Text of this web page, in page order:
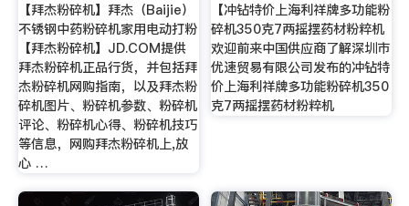
【拜杰粉碎机】拜杰（Baijie）
不锈钢中药粉碎机家用电动打粉
【拜杰粉碎机】JD.COM提供
拜杰粉碎机正品行货，并包括拜
杰粉碎机网购指南，以及拜杰粉
碎机图片、粉碎机参数、粉碎机
评论、粉碎机心得、粉碎机技巧
等信息，网购拜杰粉碎机上,放
心 …
【冲钻特价上海利祥牌多功能粉
碎机350克7两摇摆药材粉粹机
欢迎前来中国供应商了解深圳市
优速贸易有限公司发布的冲钻特
价上海利祥牌多功能粉碎机350
克7两摇摆药材粉粹机